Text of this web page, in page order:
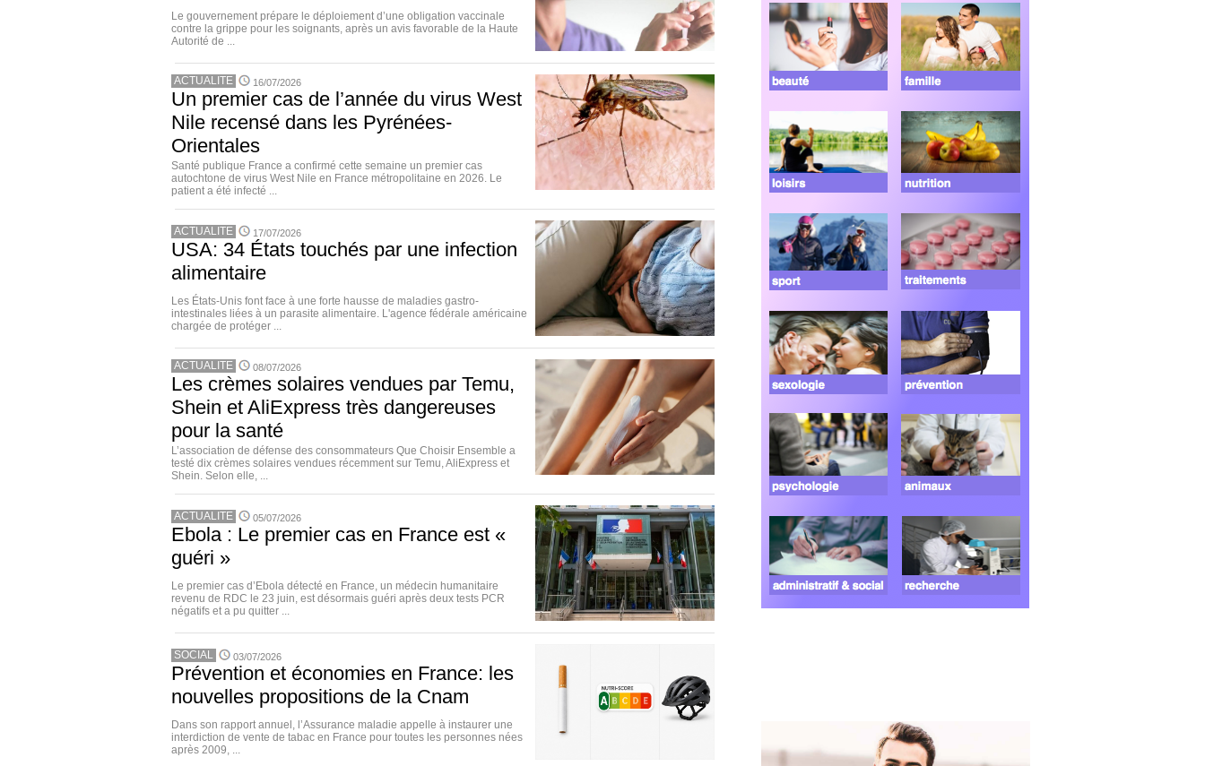
Le gouvernement prépare le déploiement d’une obligation vaccinale
contre la grippe pour les soignants, après un avis favorable de la Haute
Autorité de ...
ACTUALITE 16/07/2026
Un premier cas de l’année du virus West
Nile recensé dans les Pyrénées-
Orientales
Santé publique France a confirmé cette semaine un premier cas
autochtone de virus West Nile en France métropolitaine en 2026. Le
patient a été infecté ...
ACTUALITE 17/07/2026
USA: 34 États touchés par une infection
alimentaire
Les États-Unis font face à une forte hausse de maladies gastro-
intestinales liées à un parasite alimentaire. L'agence fédérale américaine
chargée de protéger ...
ACTUALITE 08/07/2026
Les crèmes solaires vendues par Temu,
Shein et AliExpress très dangereuses
pour la santé
L’association de défense des consommateurs Que Choisir Ensemble a
testé dix crèmes solaires vendues récemment sur Temu, AliExpress et
Shein. Selon elle, ...
ACTUALITE 05/07/2026
Ebola : Le premier cas en France est «
guéri »
Le premier cas d’Ebola détecté en France, un médecin humanitaire
revenu de RDC le 23 juin, est désormais guéri après deux tests PCR
négatifs et a pu quitter ...
SOCIAL 03/07/2026
Prévention et économies en France: les
nouvelles propositions de la Cnam
Dans son rapport annuel, l’Assurance maladie appelle à instaurer une
interdiction de vente de tabac en France pour toutes les personnes nées
après 2009, ...